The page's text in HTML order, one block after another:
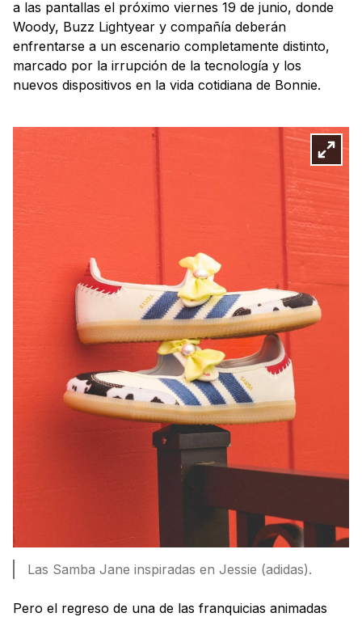
a las pantallas el próximo viernes 19 de junio, donde
Woody, Buzz Lightyear y compañía deberán
enfrentarse a un escenario completamente distinto,
marcado por la irrupción de la tecnología y los
nuevos dispositivos en la vida cotidiana de Bonnie.
Las Samba Jane inspiradas en Jessie (adidas).
Pero el regreso de una de las franquicias animadas